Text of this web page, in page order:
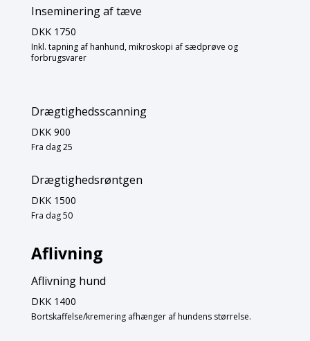
Inseminering af tæve
DKK 1750
Inkl. tapning af hanhund, mikroskopi af sædprøve og
forbrugsvarer
Drægtighedsscanning
DKK 900
Fra dag 25
Drægtighedsrøntgen
DKK 1500
Fra dag 50
Aflivning
Aflivning hund
DKK 1400
Bortskaffelse/kremering afhænger af hundens størrelse.